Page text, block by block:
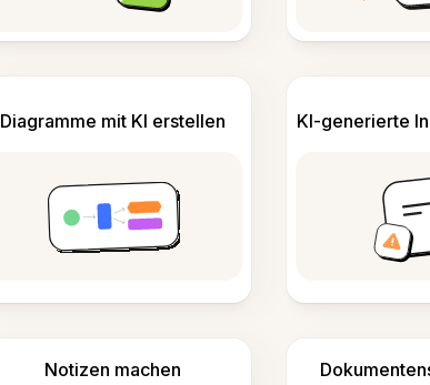
Diagramme mit KI erstellen KI-generierte
Notizen machen